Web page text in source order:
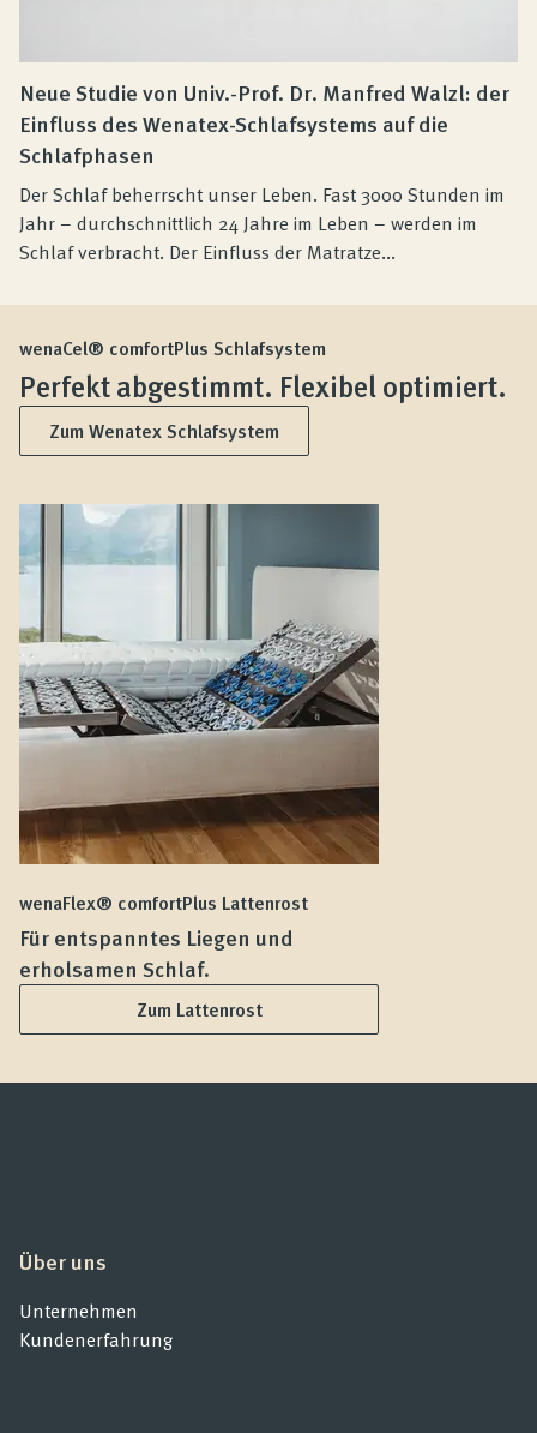
Neue Studie von Univ.-Prof. Dr. Manfred Walzl: der
Einfluss des Wenatex-Schlafsystems auf die
Schlafphasen
Der Schlaf beherrscht unser Leben. Fast 3000 Stunden im
Jahr – durchschnittlich 24 Jahre im Leben – werden im
Schlaf verbracht. Der Einfluss der Matratze...
wenaCel® comfortPlus Schlafsystem
Perfekt abgestimmt. Flexibel optimiert.
Zum Wenatex Schlafsystem
wenaFlex® comfortPlus Lattenrost
Für entspanntes Liegen und
erholsamen Schlaf.
Zum Lattenrost
Über uns
Unternehmen
Kundenerfahrung